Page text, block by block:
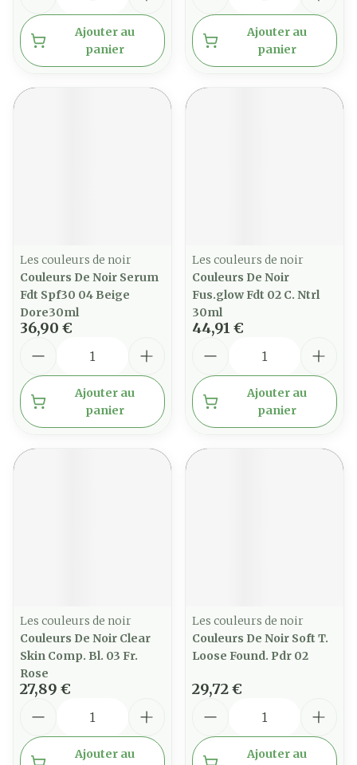
Ajouter au
panier
Ajouter au
panier
Les couleurs de noir
Couleurs De Noir Serum
Fdt Spf30 04 Beige
Dore30ml
36,90 €
Ajouter au
panier
Les couleurs de noir
Couleurs De Noir
Fus.glow Fdt 02 C. Ntrl
30ml
44,91 €
Ajouter au
panier
Les couleurs de noir
Couleurs De Noir Clear
Skin Comp. Bl. 03 Fr.
Rose
27,89 €
Ajouter au
Les couleurs de noir
Couleurs De Noir Soft T.
Loose Found. Pdr 02
29,72 €
Ajouter au